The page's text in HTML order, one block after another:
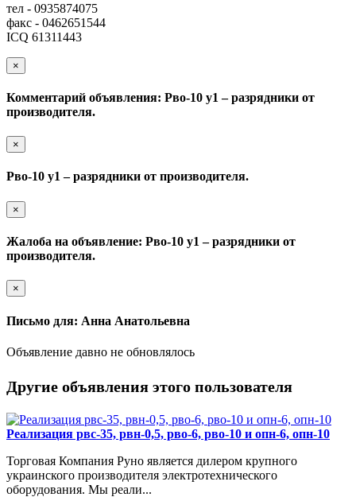
тел - 0935874075
факс - 0462651544
ICQ 61311443
×
Комментарий объявления: Рво-10 у1 – разрядники от
производителя.
×
Рво-10 у1 – разрядники от производителя.
×
Жалоба на объявление: Рво-10 у1 – разрядники от
производителя.
×
Письмо для: Анна Анатольевна
Объявление давно не обновлялось
Другие объявления этого пользователя
Реализация рвс-35, рвн-0,5, рво-6, рво-10 и опн-6, опн-10
Торговая Компания Руно является дилером крупного
украинского производителя электротехнического
оборудования. Мы реали...